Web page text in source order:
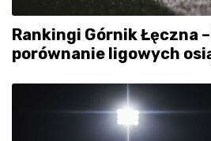
Rankingi Górnik Łęczna –
porównanie ligowych